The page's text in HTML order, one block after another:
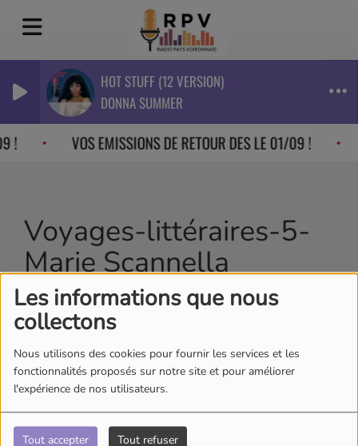
Les informations que nous
collectons
Nous utilisons des cookies pour fournir les services et les
fonctionnalités proposés sur notre site et pour améliorer
l'expérience de nos utilisateurs.
Tout accepter Tout refuser
HOT STUFF (12 VERSION)
DONNA SUMMER
! VOS EMISSIONS DE RETOUR DES LE 01/09 !
Voyages-littéraires-5-
Marie Scannella